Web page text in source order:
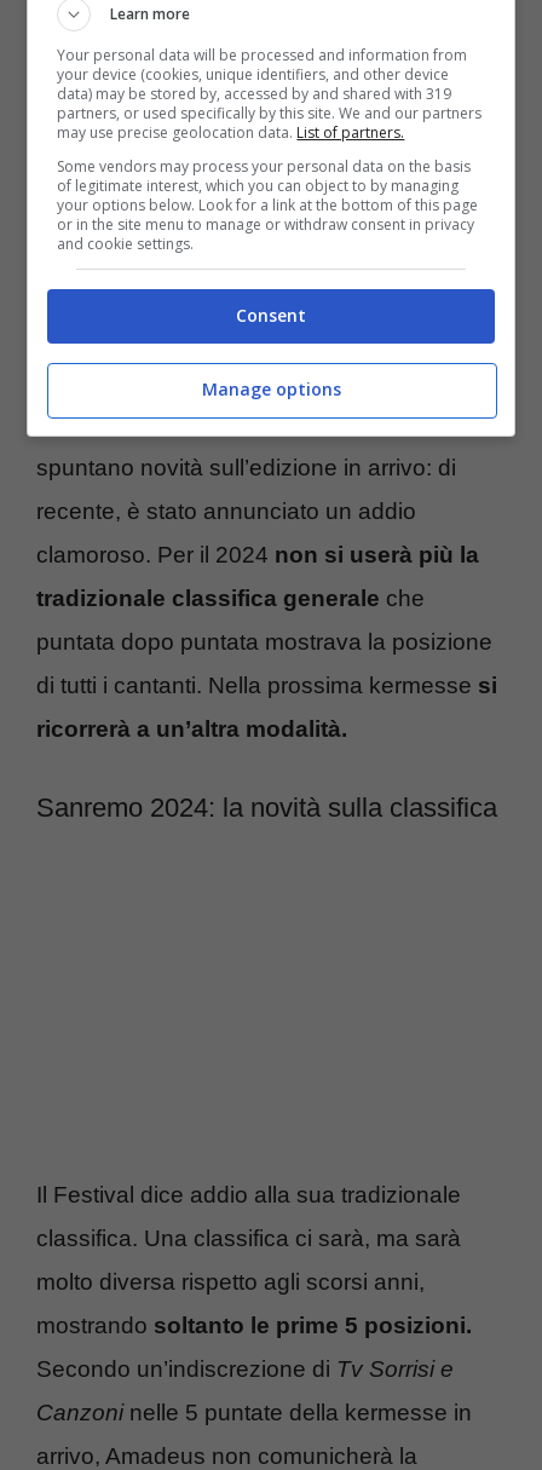
Festival di Sanremo 2024si preannuncia
ricco di emozioni. I big in gara sono 27: tra
questi troviamo Regna e Nek, Fiorella
Mannoia, Dargen D’Amico, Emma, Irama,
Annalisa, Negramaro, Alessandra Amoroso,
della musica (scoprili qui nel dettaglio).
Con l’avvicinarsi della kermesse, ogni giorno
spuntano novità sull’edizione in arrivo: di
recente, è stato annunciato un addio
clamoroso. Per il 2024 non si userà più la
tradizionale classifica generale che
puntata dopo puntata mostrava la posizione
di tutti i cantanti. Nella prossima kermesse si
ricorrerà a un’altra modalità.
Sanremo 2024: la novità sulla classifica
Il Festival dice addio alla sua tradizionale
classifica. Una classifica ci sarà, ma sarà
molto diversa rispetto agli scorsi anni,
mostrando soltanto le prime 5 posizioni.
Secondo un’indiscrezione di Tv Sorrisi e
Canzoninelle 5 puntate della kermesse in
arrivo, Amadeus non comunicherà la
Learn more
Your personal data will be processed and information from
your device (cookies, unique identifiers, and other device
data) may be stored by, accessed by and shared with 319
partners, or used specifically by this site. We and our partners
may use precise geolocation data. List of partners.
Some vendors may process your personal data on the basis
of legitimate interest, which you can object to by managing
your options below. Look for a link at the bottom of this page
or in the site menu to manage or withdraw consent in privacy
and cookie settings.
Consent
Manage options